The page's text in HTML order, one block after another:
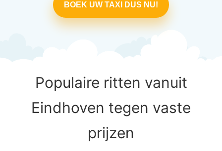
BOEK UW TAXI DUS NU!
Populaire ritten vanuit
Eindhoven tegen vaste
prijzen